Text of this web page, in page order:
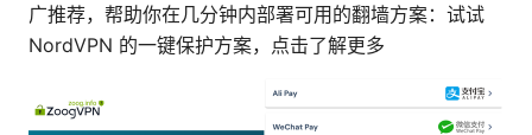
广推荐，帮助你在几分钟内部署可用的翻墙方案：试试
NordVPN 的一键保护方案，点击了解更多